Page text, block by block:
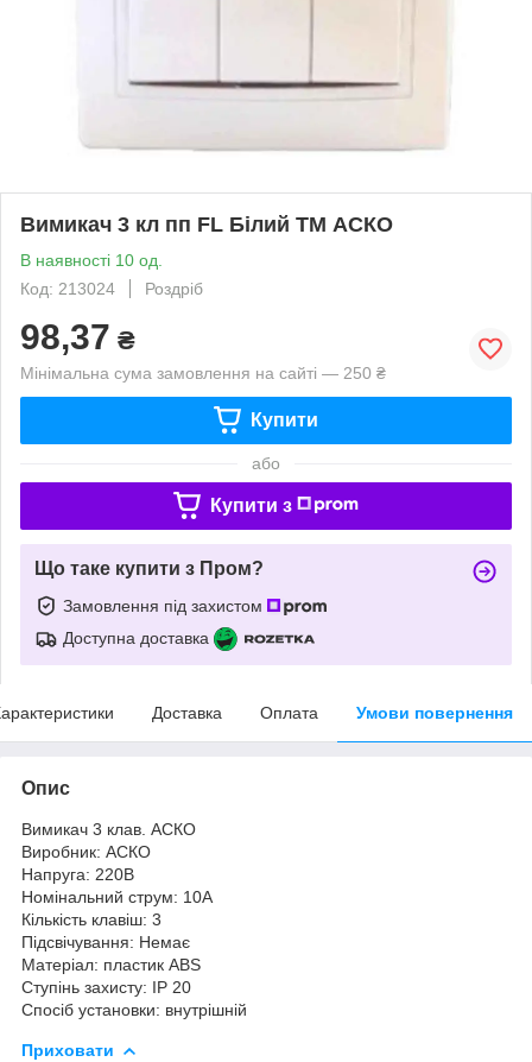
Вимикач 3 кл пп FL Білий ТМ АСКО
В наявності 10 од.
Код: 213024
Роздріб
98,37 ₴
Мінімальна сума замовлення на сайті — 250 ₴
Купити
або
Купити з
Що таке купити з Пром?
Замовлення під захистом
Доступна доставка
Доставка Оплата Умови повернення
Опис
Вимикач 3 клав. АСКО
Виробник: АСКО
Напруга: 220В
Номінальний струм: 10А
Кількість клавіш: 3
Підсвічування: Немає
Матеріал: пластик ABS
Ступінь захисту: IP 20
Спосіб установки: внутрішній
Приховати